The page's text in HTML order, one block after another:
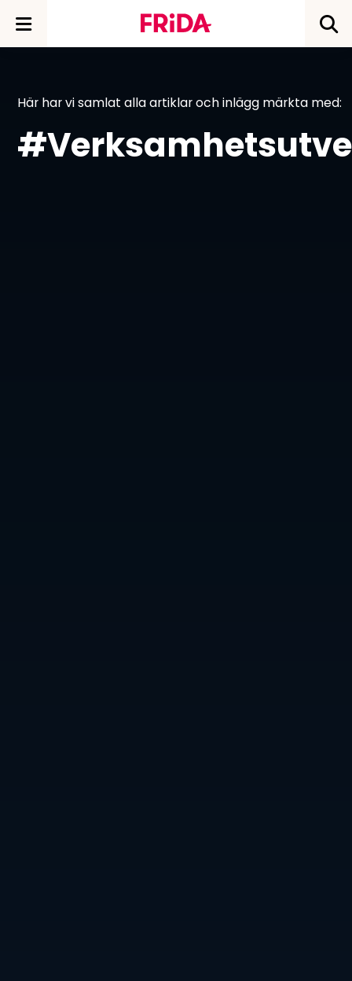
Här har vi samlat alla artiklar och inlägg märkta med: